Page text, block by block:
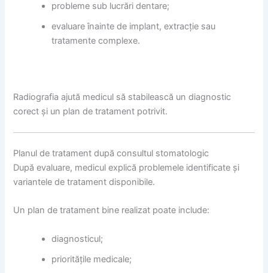
probleme sub lucrări dentare;
evaluare înainte de implant, extracție sau
tratamente complexe.
Radiografia ajută medicul să stabilească un diagnostic
corect și un plan de tratament potrivit.
Planul de tratament după consultul stomatologic
După evaluare, medicul explică problemele identificate și
variantele de tratament disponibile.
Un plan de tratament bine realizat poate include:
diagnosticul;
prioritățile medicale;